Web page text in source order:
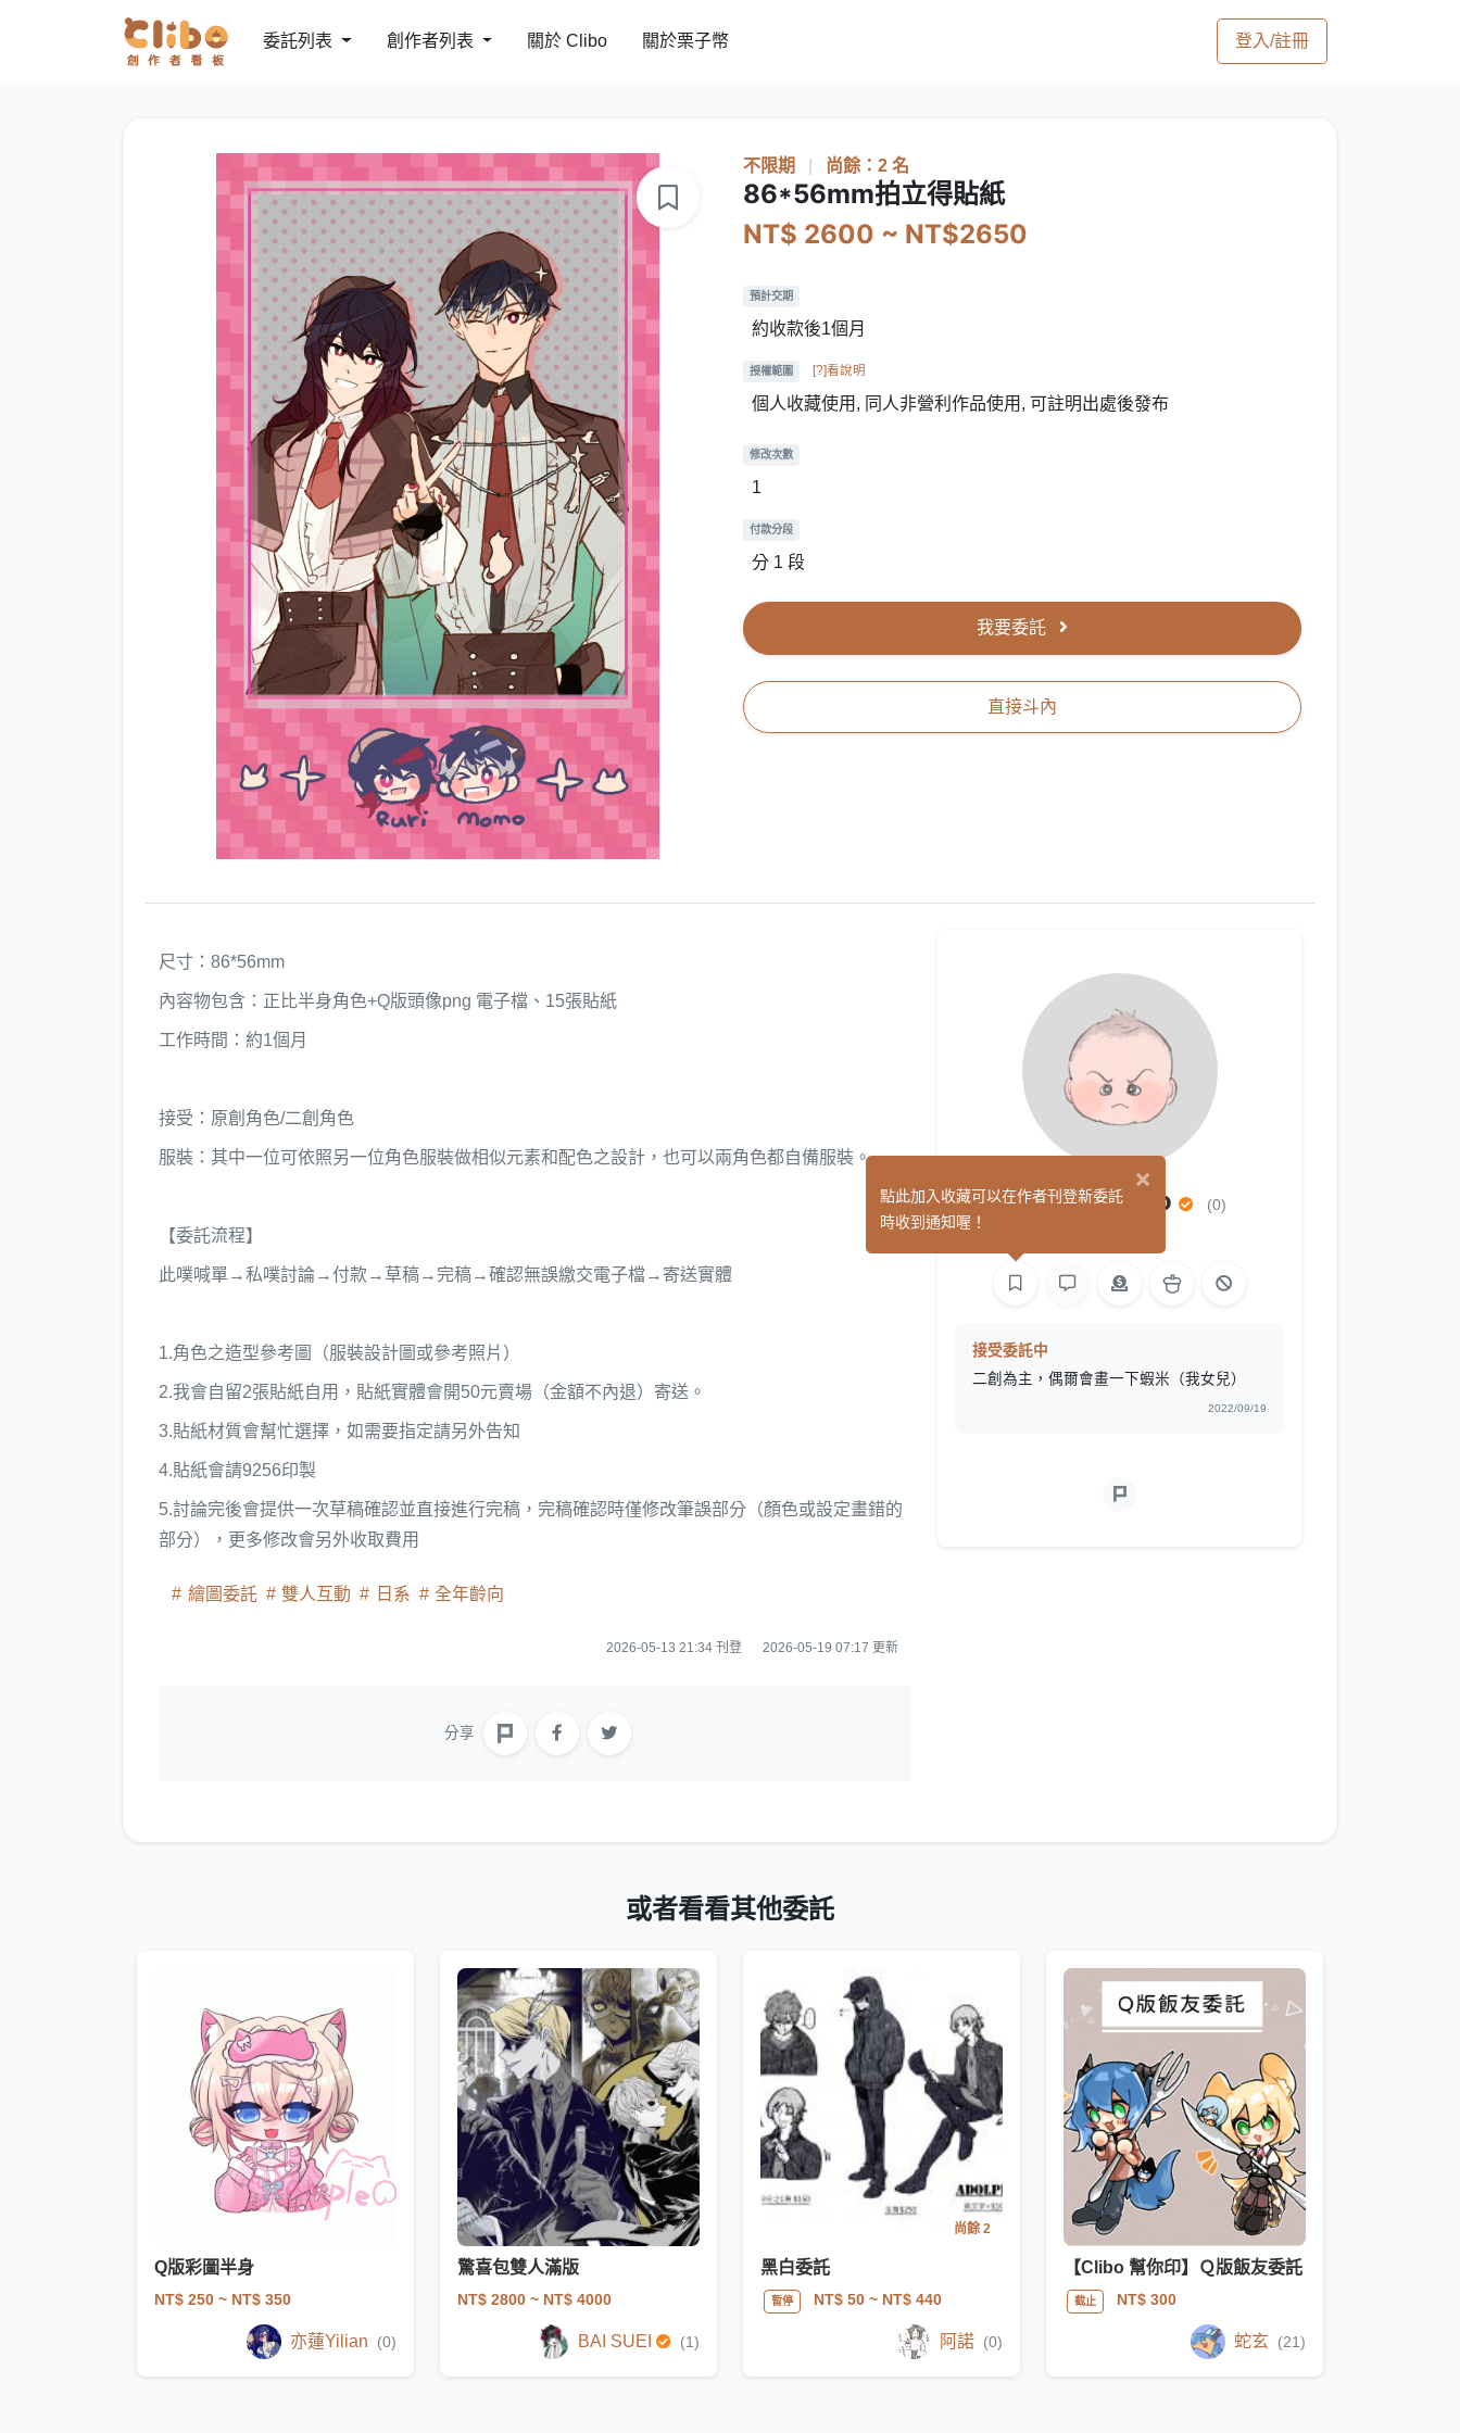
委託列表 創作者列表 關於 Clibo 關於栗子幣 登入/註冊
不限期 尚餘：2 名
86*56mm拍立得貼紙
NT$ 2600 ~ NT$2650
預計交期
約收款後1個月
授權範圍 [?]看說明
個人收藏使用, 同人非營利作品使用, 可註明出處後發布
修改次數
1
付款分段
分 1 段
我要委託
直接斗內
尺寸：86*56mm
內容物包含：正比半身角色+Q版頭像png 電子檔、15張貼紙
工作時間：約1個月
接受：原創角色/二創角色
服裝：其中一位可依照另一位角色服裝做相似元素和配色之設計，也可以兩角色都自備服裝。
【委託流程】
此噗喊單→私噗討論→付款→草稿→完稿→確認無誤繳交電子檔→寄送實體
1.角色之造型參考圖（服裝設計圖或參考照片）
2.我會自留2張貼紙自用，貼紙實體會開50元賣場（金額不內退）寄送。
3.貼紙材質會幫忙選擇，如需要指定請另外告知
4.貼紙會請9256印製
5.討論完後會提供一次草稿確認並直接進行完稿，完稿確認時僅修改筆誤部分（顏色或設定畫錯的
部分），更多修改會另外收取費用
繪圖委託 雙人互動 日系 全年齡向
2026-05-13 21:34 刊登 2026-05-19 07:17 更新
分享
吸吸蟲/chiao (0)
接受委託中
二創為主，偶爾會畫一下蝦米（我女兒）
2022/09/19
或者看看其他委託
Q版彩圖半身
NT$ 250 ~ NT$ 350
亦蓮Yilian (0)
驚喜包雙人滿版
NT$ 2800 ~ NT$ 4000
BAI SUEI (1)
尚餘 2
黑白委託
暫停 NT$ 50~ NT$ 440
阿諾 (0)
【Clibo 幫你印】Ｑ版飯友委託
截止 NT$ 300
蛇玄 (21)
×
點此加入收藏可以在作者刊登新委託
時收到通知喔！